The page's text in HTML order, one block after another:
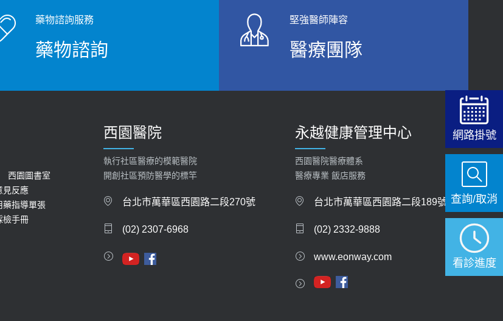
健康肛門痛都是痔瘡?醫談瘍瘍瘻管與肛裂差
異 逾50歲民眾可做1事
避免血糖血壓飆高
【防跌密碼-防止嬰幼兒跌落及因應處理指
上班常待在冷氣房？小心泌尿道感染 醫示
【2026年世界無菸日】 宣導
2020-12-15
白天跑廁所超過8次，就算膀胱過動症！醫師：趁
2021-03-05
少？醫：過多恐增罹癌風險
骨科魏志定主任接受專訪 【年代電視台聚焦2.0】
近4成人口骨質疏鬆？12類人快做骨質密度檢查！
醫：注意5重點可逆轉骨鬆
膝蓋退化有9大部位 骨科醫坦言：不一定得換人工
藥物諮詢服務
藥物諮詢
堅強醫師陣容
醫療團隊
西園圖書室
見反應
藥指導單張
檢手冊
西園醫院
執行社區醫療的模範醫院
開創社區預防醫學的標竿
台北市萬華區西園路二段270號
(02) 2307-6968
永越健康管理中心
西園醫院醫療體系
醫療專業 飯店服務
台北市萬華區西園路二段189號
(02) 2332-9888
www.eonway.com
網路掛號
看診進度
查詢/取消